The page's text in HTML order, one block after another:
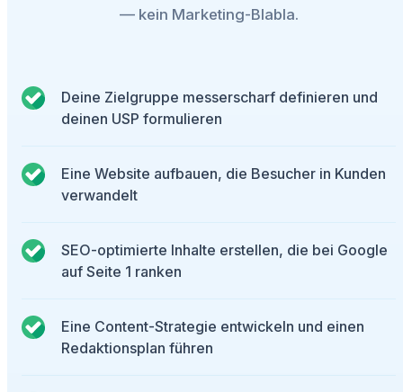
— kein Marketing-Blabla.
Deine Zielgruppe messerscharf definieren und
deinen USP formulieren
Eine Website aufbauen, die Besucher in Kunden
verwandelt
SEO-optimierte Inhalte erstellen, die bei Google
auf Seite 1 ranken
Eine Content-Strategie entwickeln und einen
Redaktionsplan führen